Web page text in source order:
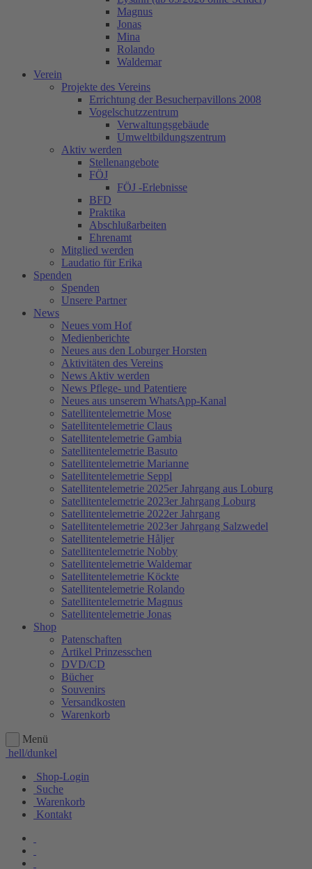
Magnus
Jonas
Mina
Rolando
Waldemar
Verein
Projekte des Vereins
Errichtung der Besucherpavillons 2008
Vogelschutzzentrum
Verwaltungsgebäude
Umweltbildungszentrum
Aktiv werden
Stellenangebote
FÖJ
FÖJ -Erlebnisse
BFD
Praktika
Abschlußarbeiten
Ehrenamt
Mitglied werden
Laudatio für Erika
Spenden
Spenden
Unsere Partner
News
Neues vom Hof
Medienberichte
Neues aus den Loburger Horsten
Aktivitäten des Vereins
News Aktiv werden
News Pflege- und Patentiere
Neues aus unserem WhatsApp-Kanal
Satellitentelemetrie Mose
Satellitentelemetrie Claus
Satellitentelemetrie Gambia
Satellitentelemetrie Basuto
Satellitentelemetrie Marianne
Satellitentelemetrie Seppl
Satellitentelemetrie 2025er Jahrgang aus Loburg
Satellitentelemetrie 2023er Jahrgang Loburg
Satellitentelemetrie 2022er Jahrgang
Satellitentelemetrie 2023er Jahrgang Salzwedel
Satellitentelemetrie Håljer
Satellitentelemetrie Nobby
Satellitentelemetrie Waldemar
Satellitentelemetrie Köckte
Satellitentelemetrie Rolando
Satellitentelemetrie Magnus
Satellitentelemetrie Jonas
Shop
Patenschaften
Artikel Prinzesschen
DVD/CD
Bücher
Souvenirs
Versandkosten
Warenkorb
Menü
hell/dunkel
Shop-Login
Suche
Warenkorb
Kontakt